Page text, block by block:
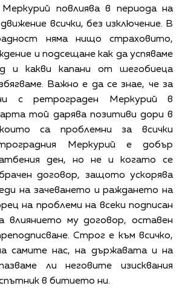
Меркурий повлиява в периода на
всички, без изключение. В
няма нищо страховито,
и подсещане как да успяваме
и какви капани от шегобиеца
Важно е да се знае, че за
с ретрограден Меркурий в
той дарява позитиви дори в
са проблемни за всички
Меркурий е добър
ден, но не и когато се
договор, защото ускорява
на зачеването и раждането на
на проблеми на всеки подписан
влиянието му договор, оставен
Строг е към всичко,
самите нас, на държавата и на
ли неговите изисквания
в битието ни.